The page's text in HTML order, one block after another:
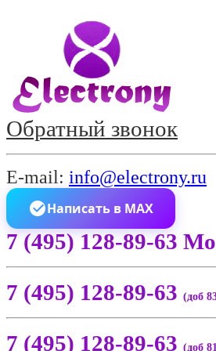
Обратный звонок
E-mail: info@electrony.ru
Написать в MAX
7 (495) 128-89-63
7 (495) 128-89-63 (доб
7 (495) 128-89-63 (доб